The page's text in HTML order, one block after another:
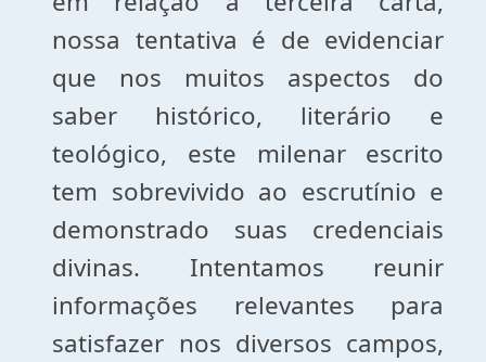
nossa tentativa é de evidenciar
que nos muitos aspectos do
saber histórico, literário e
teológico, este milenar escrito
tem sobrevivido ao escrutínio e
demonstrado suas credenciais
divinas. Intentamos reunir
informações relevantes para
satisfazer nos diversos campos,